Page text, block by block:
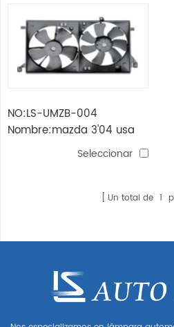
NO:LS-UMZB-004
Nombre:mazda 3'04 usa
fan assy para dualSeleccionar
Un total de 1